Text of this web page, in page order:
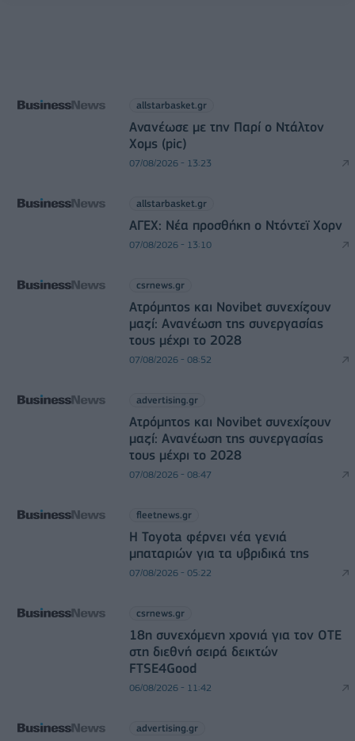
allstarbasket.gr
Ανανέωσε με την Παρί ο Ντάλτον
Χομς (pic)
07/08/2026 - 13:23
allstarbasket.gr
ΑΓΕΧ: Νέα προσθήκη ο Ντόντεϊ Χορν
07/08/2026 - 13:10
csrnews.gr
Ατρόμητος και Novibet συνεχίζουν
μαζί: Ανανέωση της συνεργασίας
τους μέχρι το 2028
07/08/2026 - 08:52
advertising.gr
Ατρόμητος και Novibet συνεχίζουν
μαζί: Ανανέωση της συνεργασίας
τους μέχρι το 2028
07/08/2026 - 08:47
fleetnews.gr
Η Toyota φέρνει νέα γενιά
μπαταριών για τα υβριδικά της
07/08/2026 - 05:22
csrnews.gr
18η συνεχόμενη χρονιά για τον ΟΤΕ
στη διεθνή σειρά δεικτών
FTSE4Good
06/08/2026 - 11:42
advertising.gr